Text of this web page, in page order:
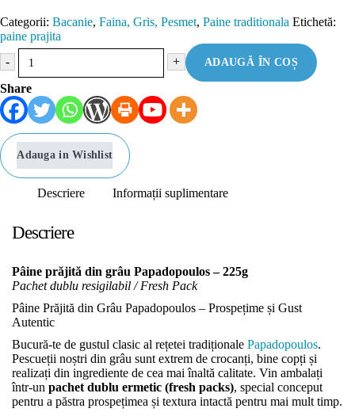
Categorii: Bacanie, Faina, Gris, Pesmet, Paine traditionala Etichetă:
paine prajita
-
+ ADAUGĂ ÎN COȘ
Share
Adauga in Wishlist
Descriere Informații suplimentare
Descriere
Pâine prăjită din grâu Papadopoulos – 225g
Pachet dublu resigilabil / Fresh Pack
Pâine Prăjită din Grâu Papadopoulos – Prospețime și Gust
Autentic
Bucură-te de gustul clasic al rețetei tradiționale Papadopoulos.
Pescueții noștri din grâu sunt extrem de crocanți, bine copți și
realizați din ingrediente de cea mai înaltă calitate. Vin ambalați
într-un pachet dublu ermetic (fresh packs), special conceput
pentru a păstra prospețimea și textura intactă pentru mai mult timp.